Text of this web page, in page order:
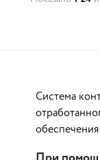
Система